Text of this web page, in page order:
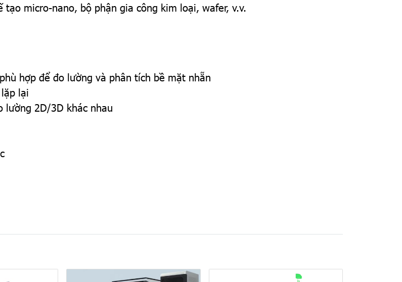
micro-nano, bộ phận gia công kim loại, wafer, v.v.
hợp để đo lường và phân tích bề mặt nhẵn
lại
lường 2D/3D khác nhau